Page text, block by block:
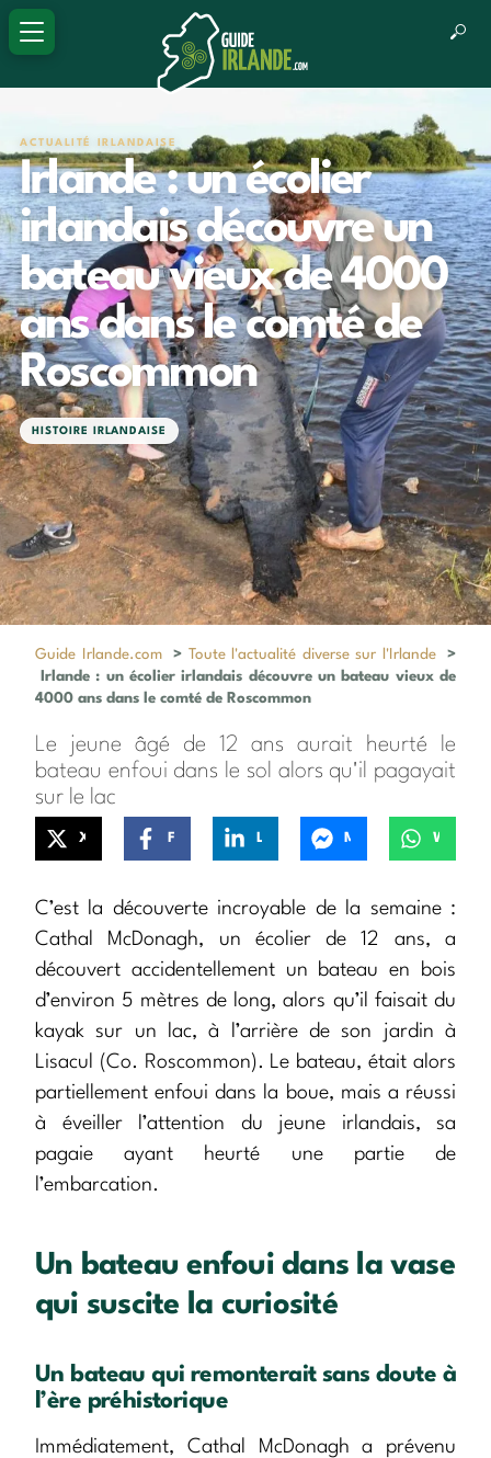
ACTUALITÉ IRLANDAISE
Irlande : un écolier
irlandais découvre un
bateau vieux de 4000
ans dans le comté de
Roscommon
HISTOIRE IRLANDAISE
Guide Irlande.com > Toute l'actualité diverse sur l'Irlande
>
Irlande : un écolier irlandais découvre un bateau vieux de
4000 ans dans le comté de Roscommon
Le jeune âgé de 12 ans aurait heurté le
bateau enfoui dans le sol alors qu'il pagayait
sur le lac
C’est la découverte incroyable de la semaine :
Cathal McDonagh, un écolier de 12 ans, a
découvert accidentellement un bateau en bois
d’environ 5 mètres de long, alors qu’il faisait du
kayak sur un lac, à l’arrière de son jardin à
Lisacul (Co. Roscommon). Le bateau, était alors
partiellement enfoui dans la boue, mais a réussi
à éveiller l’attention du jeune irlandais, sa
pagaie ayant heurté une partie de
l’embarcation.
Un bateau enfoui dans la vase
qui suscite la curiosité
Un bateau qui remonterait sans doute à
l’ère préhistorique
Immédiatement, Cathal McDonagh a prévenu